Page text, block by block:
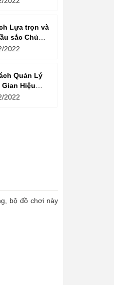
Lựa trọn và
sắc Chủ
sinh
lượng
2022
Quản Lý
Hiệu
4 phương
2022
bộ đồ chơi này